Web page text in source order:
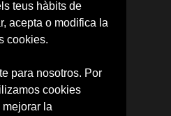
teus hàbits de
acepta o modifica la
cookies.
para nosotros. Por
cookies
la